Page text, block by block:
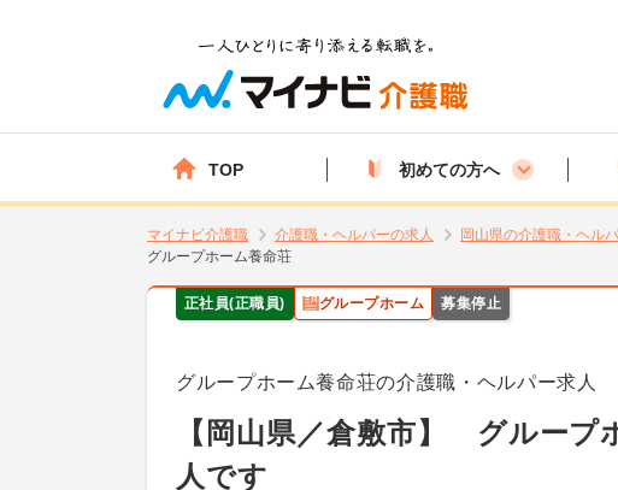
TOP 初めての方へ
マイナビ介護職 介護職・ヘルパーの求人 岡山県の介護職・ヘル
グループホーム養命荘
正社員(正職員) グループホーム 募集停止
グループホーム養命荘の介護職・ヘルパー求人
【岡山県／倉敷市】 グループ
人です